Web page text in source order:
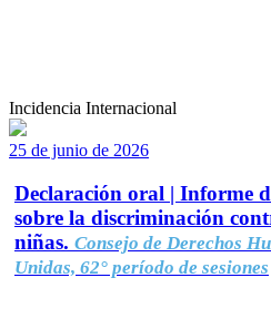
Incidencia Internacional
25 de junio de 2026
Declaración oral | Informe
sobre la discriminación
niñas. Consejo de Derechos
Unidas, 62° período de sesiones